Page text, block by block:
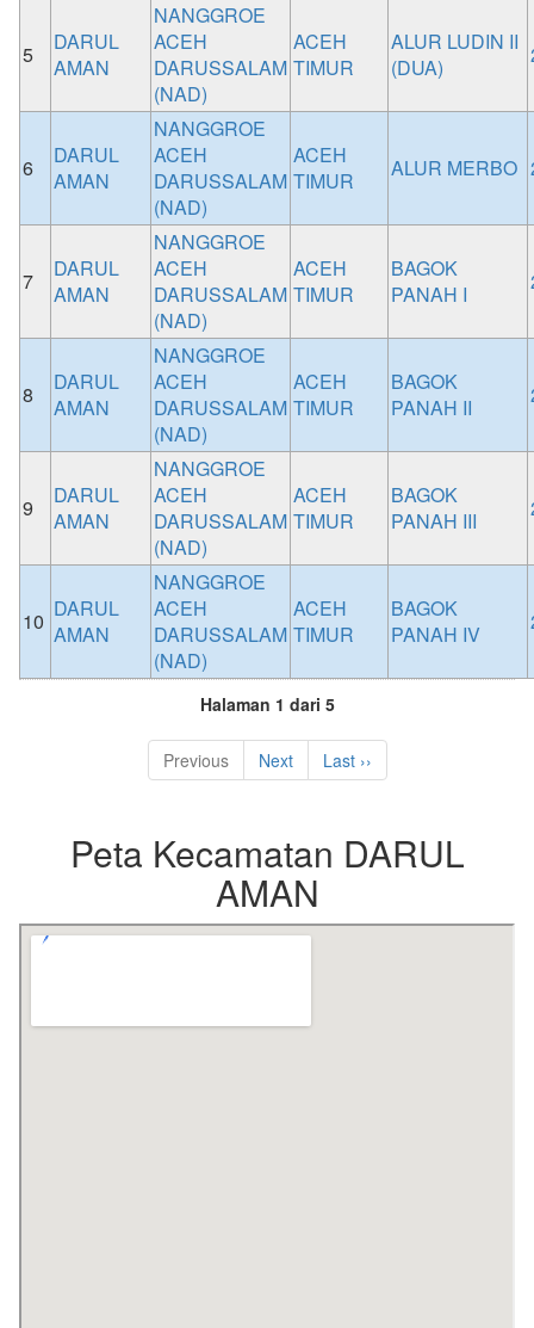
5
DARUL
AMAN
NANGGROE
ACEH
DARUSSALAM
(NAD)
ACEH
TIMUR
ALUR LUDIN II
(DUA)
6
DARUL
AMAN
NANGGROE
ACEH
DARUSSALAM
(NAD)
ACEH
TIMUR
ALUR MERBO
7
DARUL
AMAN
NANGGROE
ACEH
DARUSSALAM
(NAD)
ACEH
TIMUR
BAGOK
PANAH I
8
DARUL
AMAN
NANGGROE
ACEH
DARUSSALAM
(NAD)
ACEH
TIMUR
BAGOK
PANAH II
9
DARUL
AMAN
NANGGROE
ACEH
DARUSSALAM
(NAD)
ACEH
TIMUR
BAGOK
PANAH III
10 DARUL
AMAN
NANGGROE
ACEH
DARUSSALAM
(NAD)
ACEH
TIMUR
BAGOK
PANAH IV
Halaman 1 dari 5
Previous Next Last ››
Peta Kecamatan DARUL
AMAN